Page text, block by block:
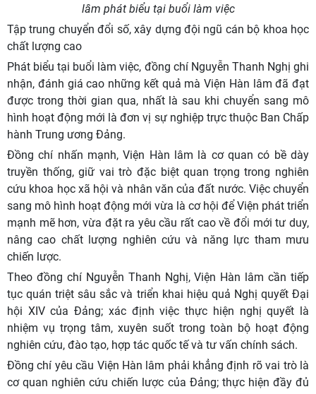
lâm phát biểu tại buổi làm việc
Tập trung chuyển đổi số, xây dựng đội ngũ cán bộ khoa học
chất lượng cao
Phát biểu tại buổi làm việc, đồng chí Nguyễn Thanh Nghị ghi
nhận, đánh giá cao những kết quả mà Viện Hàn lâm đã đạt
được trong thời gian qua, nhất là sau khi chuyển sang mô
hình hoạt động mới là đơn vị sự nghiệp trực thuộc Ban Chấp
hành Trung ương Đảng.
Đồng chí nhấn mạnh, Viện Hàn lâm là cơ quan có bề dày
truyền thống, giữ vai trò đặc biệt quan trọng trong nghiên
cứu khoa học xã hội và nhân văn của đất nước. Việc chuyển
sang mô hình hoạt động mới vừa là cơ hội để Viện phát triển
mạnh mẽ hơn, vừa đặt ra yêu cầu rất cao về đổi mới tư duy,
nâng cao chất lượng nghiên cứu và năng lực tham mưu
chiến lược.
Theo đồng chí Nguyễn Thanh Nghị, Viện Hàn lâm cần tiếp
tục quán triệt sâu sắc và triển khai hiệu quả Nghị quyết Đại
hội XIV của Đảng; xác định việc thực hiện nghị quyết là
nhiệm vụ trọng tâm, xuyên suốt trong toàn bộ hoạt động
nghiên cứu, đào tạo, hợp tác quốc tế và tư vấn chính sách.
Đồng chí yêu cầu Viện Hàn lâm phải khẳng định rõ vai trò là
cơ quan nghiên cứu chiến lược của Đảng; thực hiện đầy đủ